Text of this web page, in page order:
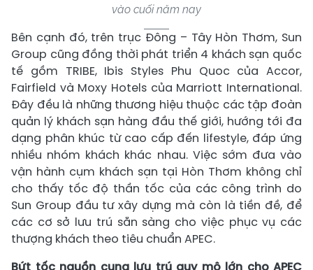
vào cuối năm nay
Bên cạnh đó, trên trục Đông – Tây Hòn Thơm, Sun
Group cũng đồng thời phát triển 4 khách sạn quốc
tế gồm TRIBE, Ibis Styles Phu Quoc của Accor,
Fairfield và Moxy Hotels của Marriott International.
Đây đều là những thương hiệu thuộc các tập đoàn
quản lý khách sạn hàng đầu thế giới, hướng tới đa
dạng phân khúc từ cao cấp đến lifestyle, đáp ứng
nhiều nhóm khách khác nhau. Việc sớm đưa vào
vận hành cụm khách sạn tại Hòn Thơm không chỉ
cho thấy tốc độ thần tốc của các công trình do
Sun Group đầu tư xây dựng mà còn là tiền đề, để
các cơ sở lưu trú sẵn sàng cho việc phục vụ các
thượng khách theo tiêu chuẩn APEC.
Bứt tốc nguồn cung lưu trú quy mô lớn cho APEC